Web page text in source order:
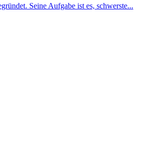
Seine Aufgabe ist es, schwerste...